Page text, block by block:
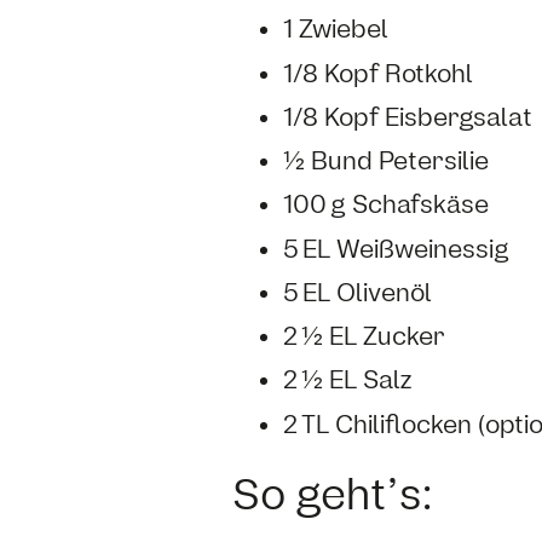
1 Zwiebel
1/8 Kopf Rotkohl
1/8 Kopf Eisbergsalat
½ Bund Petersilie
100 g Schafskäse
5 EL Weißweinessig
5 EL Olivenöl
2 ½ EL Zucker
2 ½ EL Salz
2 TL Chiliflocken
So geht’s: